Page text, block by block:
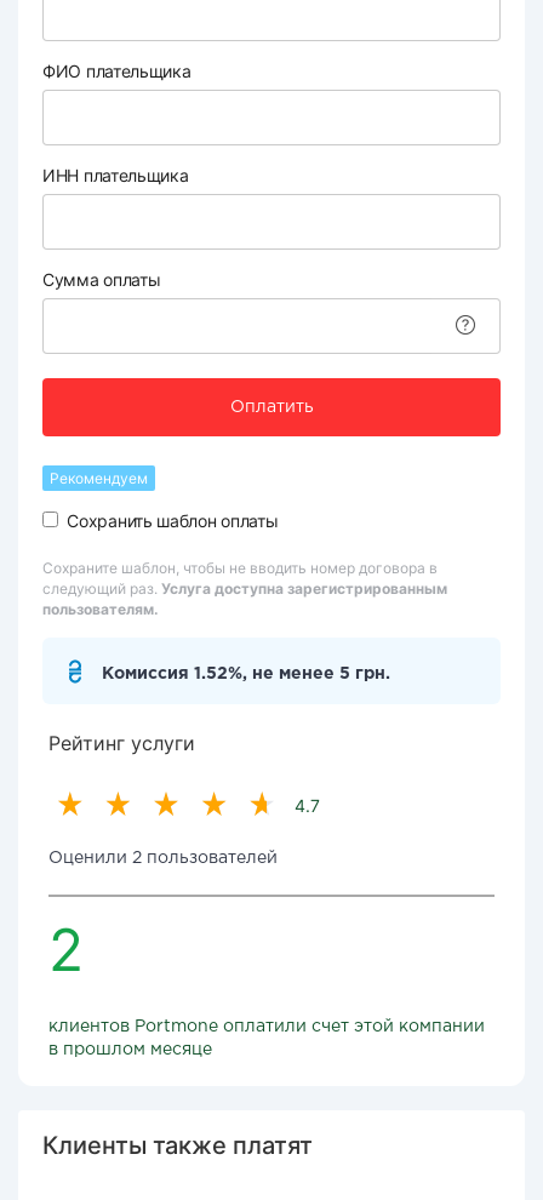
ФИО плательщика
ИНН плательщика
Сумма оплаты
Оплатить
Рекомендуем
Сохранить шаблон оплаты
Сохраните шаблон, чтобы не вводить номер договора в
следующий раз. Услуга доступна зарегистрированным
пользователям.
Комиссия 1.52%, не менее 5 грн.
Рейтинг услуги
4.7
Оценили 2 пользователей
2
клиентов Portmone оплатили счет этой компании
в прошлом месяце
Клиенты также платят